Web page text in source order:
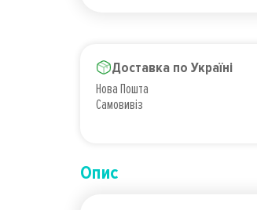
Доставка по Україні
Нова Пошта
Самовивіз
Опис